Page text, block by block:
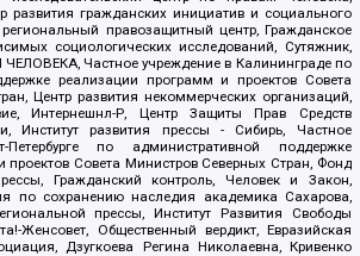
развития гражданских инициатив и социального
правозащитный центр, Гражданское
социологических исследований, Сутяжник,
Частное учреждение в Калининграде по
реализации программ и проектов Совета
Центр развития некоммерческих организаций,
Интернешнл-Р, Центр Защиты Прав Средств
Институт развития прессы - Сибирь, Частное
по административной поддержке
Совета Министров Северных Стран, Фонд
Гражданский контроль, Человек и Закон,
по сохранению наследия академика Сахарова,
прессы, Институт Развития Свободы
Женсовет, Общественный вердикт, Евразийская
Дзугкоева Регина Николаевна, Кривенко